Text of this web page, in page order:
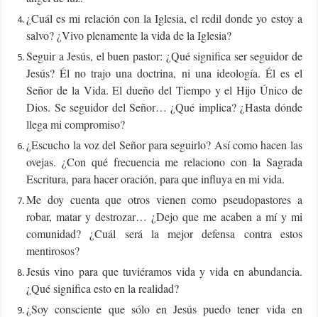
¿Cuál es mi relación con la Iglesia, el redil donde yo estoy a
salvo? ¿Vivo plenamente la vida de la Iglesia?
Seguir a Jesús, el buen pastor: ¿Qué significa ser seguidor de
Jesús? Él no trajo una doctrina, ni una ideología. Él es el
Señor de la Vida. El dueño del Tiempo y el Hijo Único de
Dios. Se seguidor del Señor… ¿Qué implica? ¿Hasta dónde
llega mi compromiso?
¿Escucho la voz del Señor para seguirlo? Así como hacen las
ovejas. ¿Con qué frecuencia me relaciono con la Sagrada
Escritura, para hacer oración, para que influya en mi vida.
Me doy cuenta que otros vienen como pseudopastores a
robar, matar y destrozar… ¿Dejo que me acaben a mí y mi
comunidad? ¿Cuál será la mejor defensa contra estos
mentirosos?
Jesús vino para que tuviéramos vida y vida en abundancia.
¿Qué significa esto en la realidad?
¿Soy consciente que sólo en Jesús puedo tener vida en